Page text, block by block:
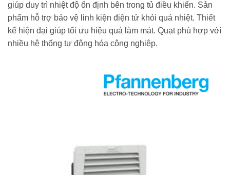
giúp duy trì nhiệt độ ổn định bên trong tủ điều khiển. Sản
phẩm hỗ trợ bảo vệ linh kiện điện tử khỏi quá nhiệt. Thiết
kế hiện đại giúp tối ưu hiệu quả làm mát. Quạt phù hợp với
nhiều hệ thống tự động hóa công nghiệp.